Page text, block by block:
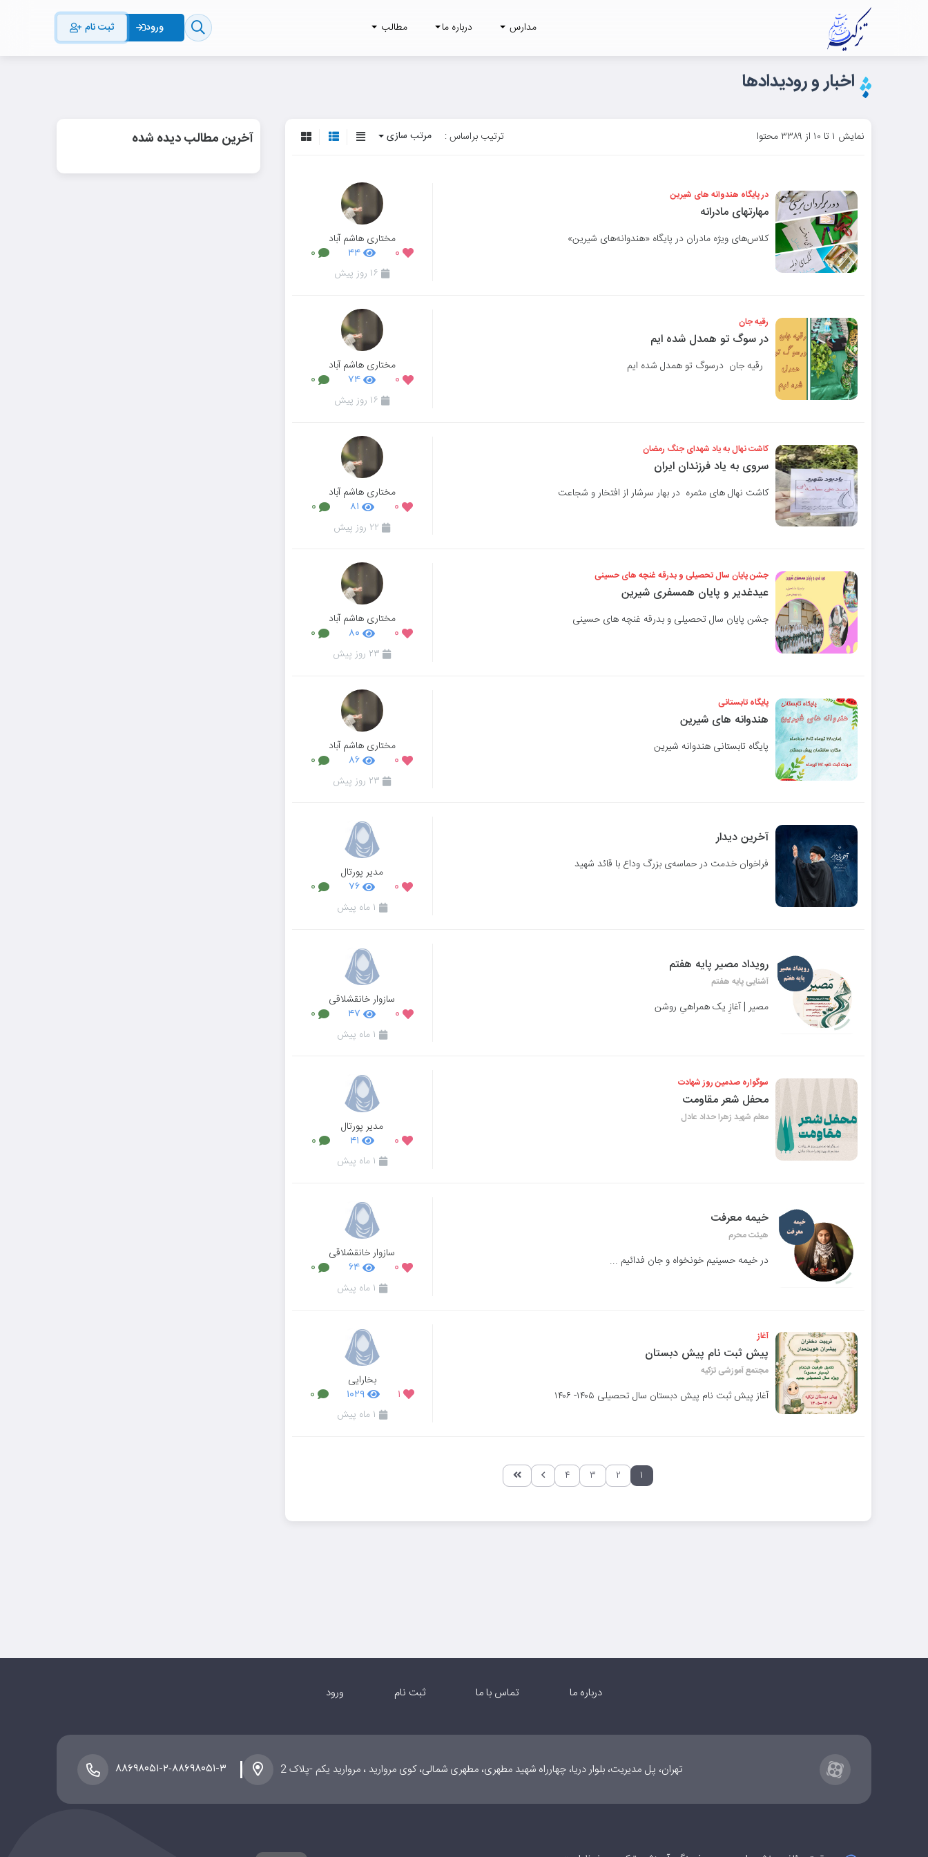
مدارس درباره ما مطالب ورود ثبت نام
اخبار و رودیدادها
نمایش ۱ تا ۱۰ از ۳۳۸۹ محتوا ترتیب براساس : مرتب سازی
در پایگاه هندوانه های شیرین
مهارتهای مادرانه
کلاس‌های ویژه مادران در پایگاه «هندوانه‌های شیرین» مختاری هاشم آباد
۰ ۴۴ ۰
۱۶ روز پیش
رقیه جان
در سوگ تو همدل شده ایم
رقیه جان درسوگ تو همدل شده ایم مختاری هاشم آباد
۰ ۷۴ ۰
۱۶ روز پیش
کاشت نهال به یاد شهدای جنگ رمضان
سروی به یاد فرزندان ایران
کاشت نهال های مثمره در بهار سرشار از افتخار و شجاعت مختاری هاشم آباد
۰ ۸۱ ۰
۲۲ روز پیش
جشن پایان سال تحصیلی و بدرقه غنچه های حسینی
عیدغدیر و پایان همسفری شیرین
جشن پایان سال تحصیلی و بدرقه غنچه های حسینی مختاری هاشم آباد
۰ ۸۰ ۰
۲۳ روز پیش
پایگاه تابستانی
هندوانه های شیرین
پایگاه تابستانی هندوانه شیرین مختاری هاشم آباد
۰ ۸۶ ۰
۲۳ روز پیش
آخرین دیدار
فراخوان خدمت در حماسه‌ی بزرگ وداع با قائد شهید
مدیر پورتال
۰ ۷۶ ۰
۱ ماه پیش
رویداد مصیر پایه هفتم
آشنایی پایه هفتم
مصیر | آغازِ یک همراهیِ روشن سازوار خانقشلاقی
۰ ۴۷ ۰
۱ ماه پیش
سوگواره صدمین روز شهادت
محفل شعر مقاومت
معلم شهید زهرا حداد عادل
مدیر پورتال
۰ ۴۱ ۰
۱ ماه پیش
خیمه معرفت
هیئت محرم
در خیمه حسینیم خونخواه و جان فدائیم ... سازوار خانقشلاقی
۰ ۶۴ ۰
۱ ماه پیش
آغاز
پیش ثبت نام پیش دبستان
مجتمع آموزشی تزکیه
آغاز پیش ثبت نام پیش دبستان سال تحصیلی ۱۴۰۵- ۱۴۰۶
بخارایی
۱ ۱۰۲۹ ۰
۱ ماه پیش
۱ ۲ ۳ ۴
آخرین مطالب دیده شده
درباره ما تماس با ما ثبت نام ورود
تهران، پل مدیریت، بلوار دریا، چهارراه شهید مطهری، مطهری شمالی، کوی مروارید ، مروارید یکم -پلاک 2 ۸۸۶۹۸۰۵۱-۳-۸۸۶۹۸۰۵۱-۲